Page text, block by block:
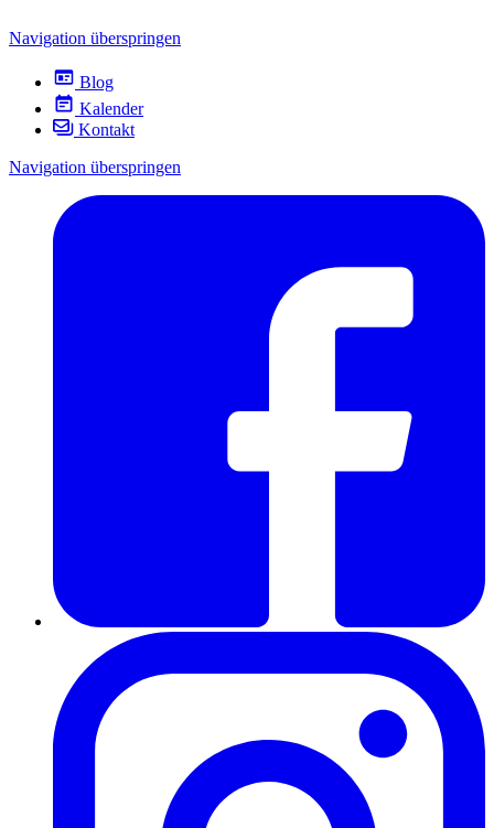
Navigation überspringen
Blog
Kalender
Kontakt
Navigation überspringen